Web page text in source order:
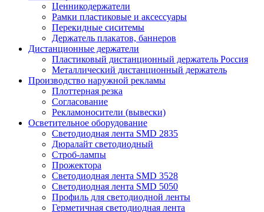
Ценникодержатели
Рамки пластиковые и аксессуары
Перекидные сиситемы
Держатель плакатов, баннеров
Дистанционные держатели
Пластиковый дистанционный держатель Россия
Металлический дистанционный держатель
Производство наружной рекламы
Плоттерная резка
Согласование
Рекламоносители (вывески)
Осветительное оборудование
Светодиодная лента SMD 2835
Дюралайт светодиодный
Строб-лампы
Прожектора
Светодиодная лента SMD 3528
Светодиодная лента SMD 5050
Профиль для светодиодной ленты
Герметичная светодиодная лента